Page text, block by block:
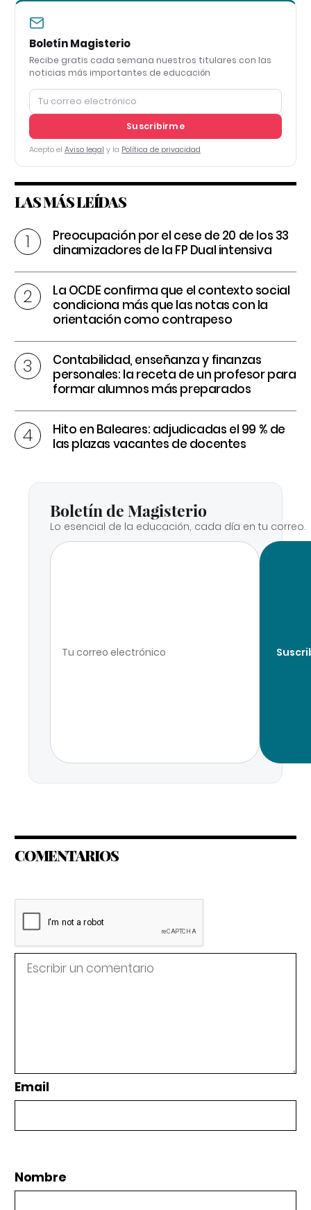
Boletín Magisterio
Recibe gratis cada semana nuestros titulares con las
noticias más importantes de educación
Suscribirme
Acepto el Aviso legal y la Política de privacidad
LAS MÁS LEÍDAS
Preocupación por el cese de 20 de los 33
dinamizadores de la FP Dual intensiva
La OCDE confirma que el contexto social
condiciona más que las notas con la
orientación como contrapeso
Contabilidad, enseñanza y finanzas
personales: la receta de un profesor para
formar alumnos más preparados
Hito en Baleares: adjudicadas el 99 % de
las plazas vacantes de docentes
Boletín de Magisterio
Lo esencial de la educación, cada día en tu correo.
COMENTARIOS
Email
Nombre